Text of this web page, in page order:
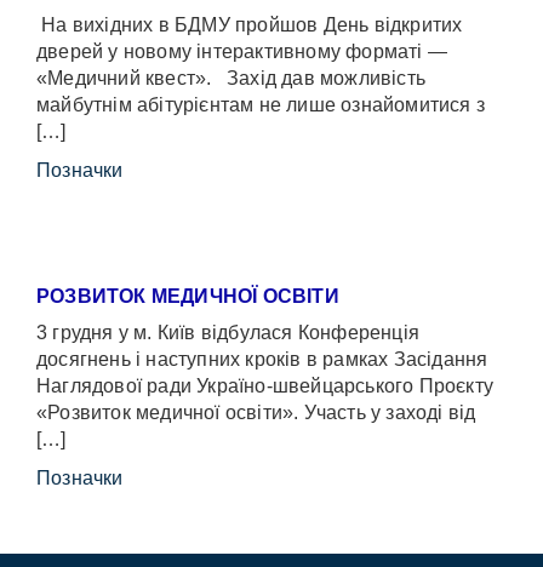
На вихідних в БДМУ пройшов День відкритих
дверей у новому інтерактивному форматі —
«Медичний квест». Захід дав можливість
майбутнім абітурієнтам не лише ознайомитися з
[…]
Позначки
РОЗВИТОК МЕДИЧНОЇ ОСВІТИ
3 грудня у м. Київ відбулася Конференція
досягнень і наступних кроків в рамках Засідання
Наглядової ради Україно-швейцарського Проєкту
«Розвиток медичної освіти». Участь у заході від
[…]
Позначки